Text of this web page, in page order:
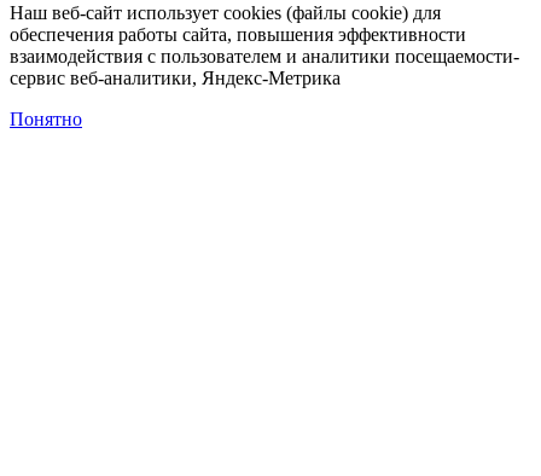
Наш веб-сайт использует cookies (файлы cookie) для
обеспечения работы сайта, повышения эффективности
взаимодействия с пользователем и аналитики посещаемости-
сервис веб-аналитики, Яндекс-Метрика
Понятно